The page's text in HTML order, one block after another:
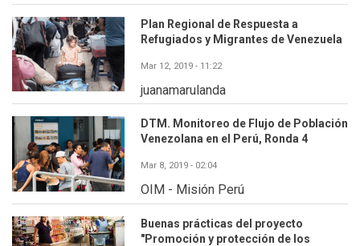
Plan Regional de Respuesta a
Refugiados y Migrantes de Venezuela
Mar 12, 2019 - 11:22
juanamarulanda
DTM. Monitoreo de Flujo de Población
Venezolana en el Perú, Ronda 4
Mar 8, 2019 - 02:04
OIM - Misión Perú
Buenas prácticas del proyecto
"Promoción y protección de los